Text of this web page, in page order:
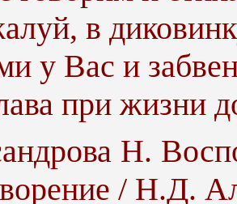
в
у Вас и
при жизни
Н.
/ Н.Д.